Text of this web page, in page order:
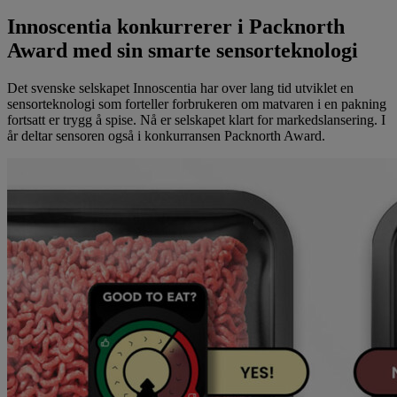
Innoscentia konkurrerer i Packnorth
Award med sin smarte sensorteknologi
Det svenske selskapet Innoscentia har over lang tid utviklet en
sensorteknologi som forteller forbrukeren om matvaren i en pakning
fortsatt er trygg å spise. Nå er selskapet klart for markedslansering. I
år deltar sensoren også i konkurransen Packnorth Award.